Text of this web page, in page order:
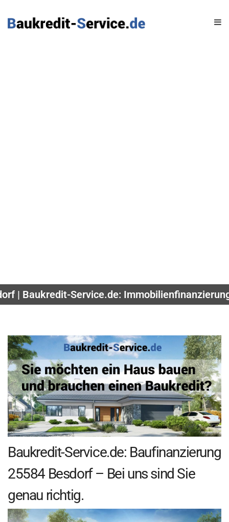
| Baukredit-Service.de:
Baukredit-Service.de: Baufinanzierung
25584 Besdorf – Bei uns sind Sie
genau richtig.